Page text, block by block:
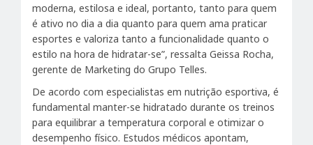
moderna, estilosa e ideal, portanto, tanto para quem
é ativo no dia a dia quanto para quem ama praticar
esportes e valoriza tanto a funcionalidade quanto o
estilo na hora de hidratar-se”, ressalta Geissa Rocha,
gerente de Marketing do Grupo Telles.
De acordo com especialistas em nutrição esportiva, é
fundamental manter-se hidratado durante os treinos
para equilibrar a temperatura corporal e otimizar o
desempenho físico. Estudos médicos apontam,